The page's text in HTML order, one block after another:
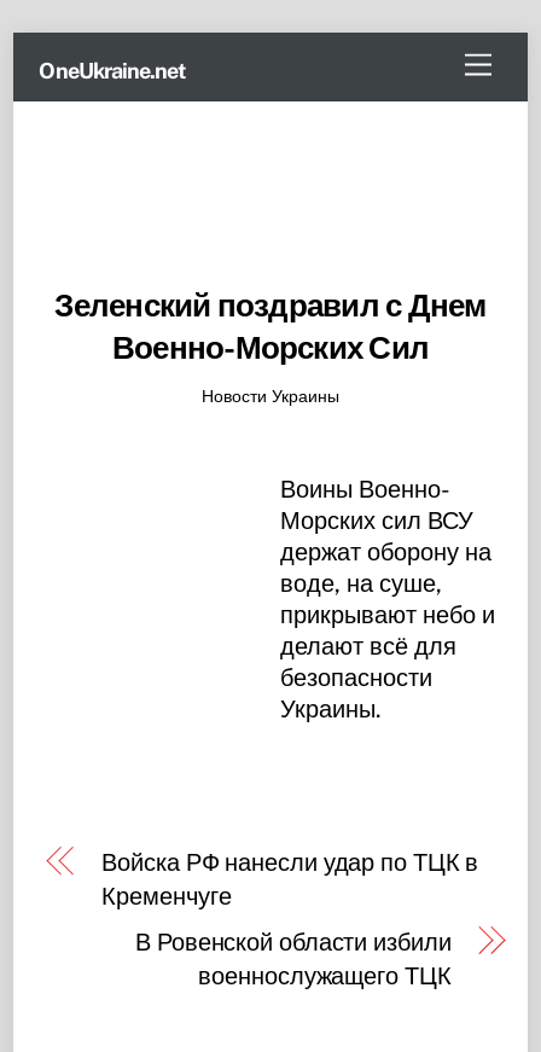
content
Menu
OneUkraine.net
Зеленский поздравил с Днем
Военно-Морских Сил
Новости Украины
Воины Военно-
Морских сил ВСУ
держат оборону на
воде, на суше,
прикрывают небо и
делают всё для
безопасности
Украины.
Войска РФ нанесли удар по ТЦК в
Кременчуге
В Ровенской области избили
военнослужащего ТЦК